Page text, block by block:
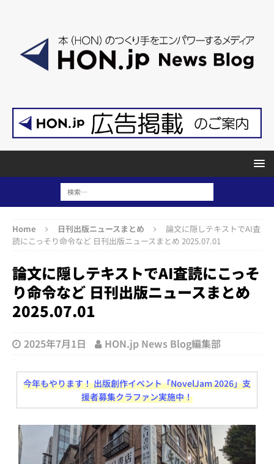
Home 日刊出版ニュースまとめ
論文に隠しテキストでAI査
読にこっそり命令など 日刊出版ニュースまとめ 2025.07.01
論文に隠しテキストでAI査読にこっそ
り命令など 日刊出版ニュースまとめ
2025.07.01
2025年7月1日 HON.jp News Blog編集部
今年もやります！ 出版創作イベント「NovelJam 2026」支
援者募集クラファン実施中！